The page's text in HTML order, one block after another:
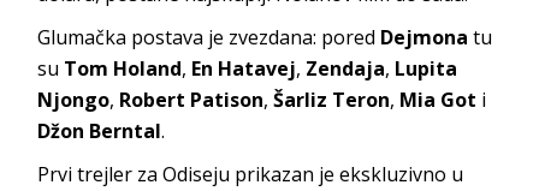
Glumačka postava je zvezdana: pored Dejmona tu
su Tom Holand, En Hatavej, Zendaja, Lupita
Njongo, Robert Patison,Šarliz Teron, Mia Got i
Džon Berntal.
Prvi trejler za Odiseju prikazan je ekskluzivno u